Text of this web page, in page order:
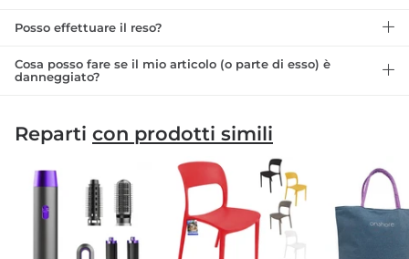
Posso effettuare il reso?
Cosa posso fare se il mio articolo (o parte di esso) è
danneggiato?
Reparti con prodotti simili